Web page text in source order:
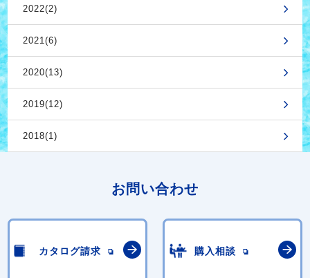
2022(2)
2021(6)
2020(13)
2019(12)
2018(1)
お問い合わせ
カタログ請求 購入相談